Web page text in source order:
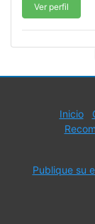
Ver perfil
Inicio
Publique su